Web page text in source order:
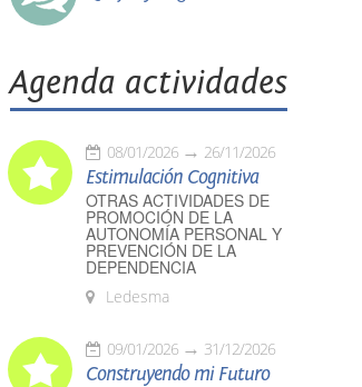
Agenda actividades
08/01/2026 26/11/2026
Estimulación Cognitiva
OTRAS ACTIVIDADES DE
PROMOCIÓN DE LA
AUTONOMÍA PERSONAL Y
PREVENCIÓN DE LA
DEPENDENCIA
Ledesma
09/01/2026 31/12/2026
Construyendo mi Futuro